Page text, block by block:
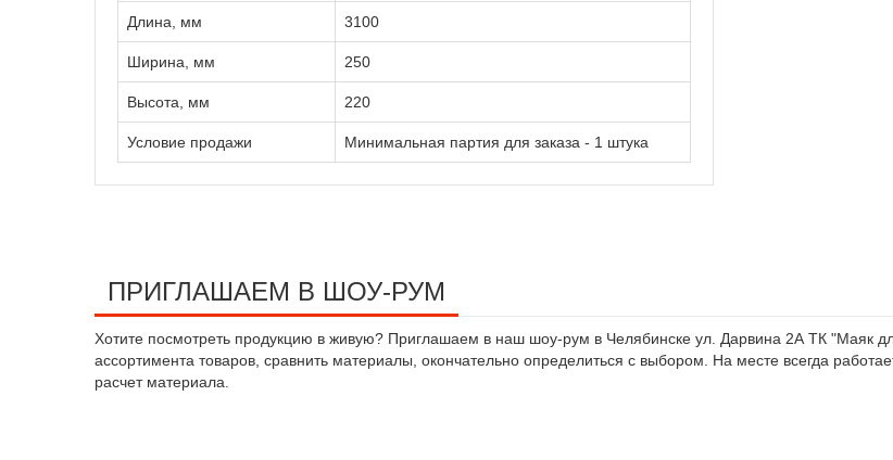
Длина, мм 3100
Ширина, мм 250
Высота, мм 220
Условие продажи Минимальная партия для заказа - 1 штука
ПРИГЛАШАЕМ В ШОУ-РУМ
Хотите посмотреть продукцию в живую? Приглашаем в наш шоу-рум в Челябинске ул. Дарвина 2А ТК "Маяк
ассортимента товаров, сравнить материалы, окончательно определиться с выбором. На месте всегда
расчет материала.